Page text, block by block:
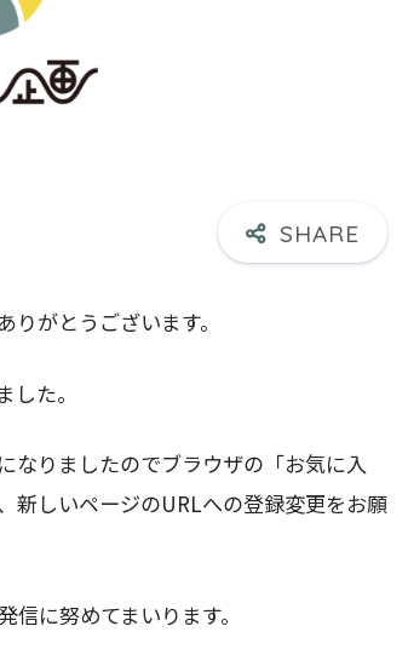
がとうございます。
た。
なりましたのでブラウザの「お気に入
新しいページのURLへの登録変更をお願
に努めてまいります。